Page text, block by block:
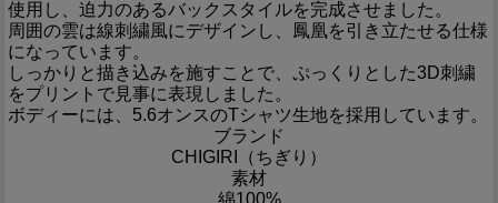
使用し、迫力のあるバックスタイルを完成させました。
周囲の雲は線刺繍風にデザインし、鳳凰を引き立たせる仕様
になっています。
しっかりと描き込みを施すことで、ぷっくりとした3D刺繍
をプリントで見事に表現しました。
ボディーには、5.6オンスのTシャツ生地を採用しています。
ブランド
CHIGIRI（ちぎり）
素材